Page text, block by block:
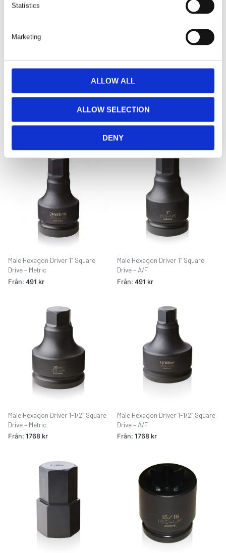
Statistics
Marketing
ALLOW ALL
ALLOW SELECTION
DENY
Male Hexagon Driver 3/4″ Square
Drive Short Series – Metric
Från:528kr
Male Hexagon Driver 1″ Square
Drive Short Series – Metric
Från:678kr
Male Hexagon Driver 1″ Square
Drive – Metric
Från: 491 kr
Male Hexagon Driver 1″ Square
Drive – A/F
Från: 491 kr
Male Hexagon Driver 1-1/2″ Square
Drive – Metric
Från: 1768 kr
Male Hexagon Driver 1-1/2″ Square
Drive – A/F
Från: 1768 kr